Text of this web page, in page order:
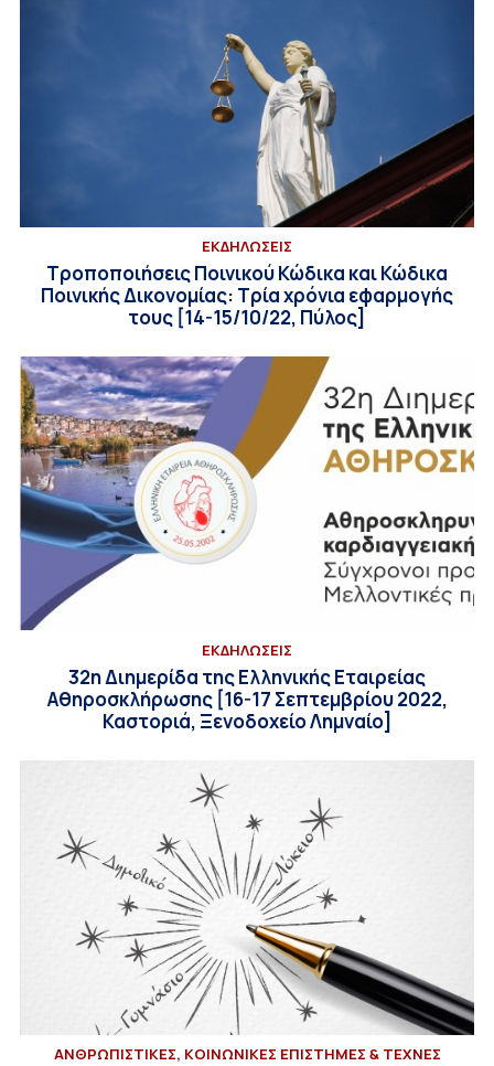
ΕΚΔΗΛΩΣΕΙΣ
Τροποποιήσεις Ποινικού Κώδικα και Κώδικα
Ποινικής Δικονομίας: Τρία χρόνια εφαρμογής
τους [14-15/10/22, Πύλος]
ΕΚΔΗΛΩΣΕΙΣ
32η Διημερίδα της Ελληνικής Εταιρείας
Αθηροσκλήρωσης [16-17 Σεπτεμβρίου 2022,
Καστοριά, Ξενοδοχείο Λημναίο]
ΑΝΘΡΩΠΙΣΤΙΚΕΣ, ΚΟΙΝΩΝΙΚΕΣ ΕΠΙΣΤΗΜΕΣ & ΤΕΧΝΕΣ